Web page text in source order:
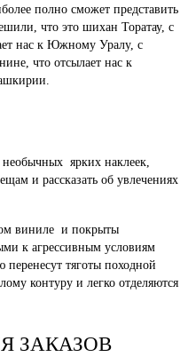
полно сможет представить
что это шихан Торатау, с
нас к Южному Уралу, с
что отсылает нас к
ярких наклеек,
и рассказать об увлечениях
виниле и покрыты
к агрессивным условиям
тяготы походной
контуру и легко отделяются
ЗАКАЗОВ